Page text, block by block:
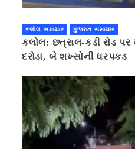
કલોલ સમાચાર ગુજરાત સમાચાર
કલોલ: છત્રાલ-કડી રોડ પર
દરોડા, બે શખ્સોની ધરપકડ